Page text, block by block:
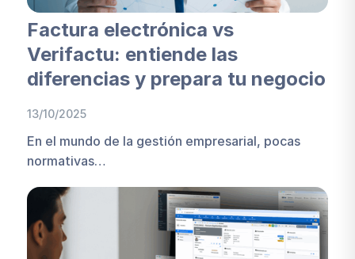
Factura electrónica vs
Verifactu: entiende las
diferencias y prepara tu negocio
13/10/2025
En el mundo de la gestión empresarial, pocas
normativas…